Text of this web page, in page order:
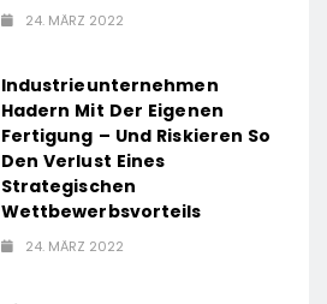
24. MÄRZ 2022
Industrieunternehmen
Hadern Mit Der Eigenen
Fertigung – Und Riskieren So
Den Verlust Eines
Strategischen
Wettbewerbsvorteils
24. MÄRZ 2022